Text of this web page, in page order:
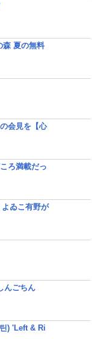
森 夏の無料
会見を【心
ろ満載だっ
よゐこ有野が
んごちん
) 'Left & Ri